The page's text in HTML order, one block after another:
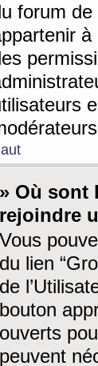
forum
» Où sont
rejoindre
Vous
du lien
de
bouton
ouverts
peuvent